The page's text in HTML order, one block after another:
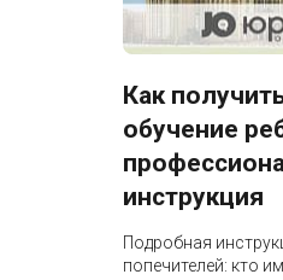
Как
обучение
инструкция
Подробная
попечителей: кто